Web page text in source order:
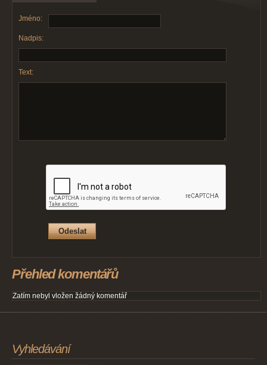
Jméno:
Nadpis:
Text:
Přehled komentářů
Zatím nebyl vložen žádný komentář
Vyhledávání